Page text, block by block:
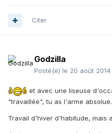
Citer
Godzilla
Posté(e) le 20 août 2014
et avec une liseuse
"travaillée", tu as l'arme absolue.
Travail d'hiver d'habitude, mais